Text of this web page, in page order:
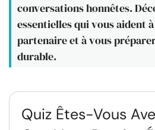
Relations
Famille
Cours
conversations honnêtes.
essentielles qui vous aident
partenaire et à vous
durable.
Quiz Êtes-Vous